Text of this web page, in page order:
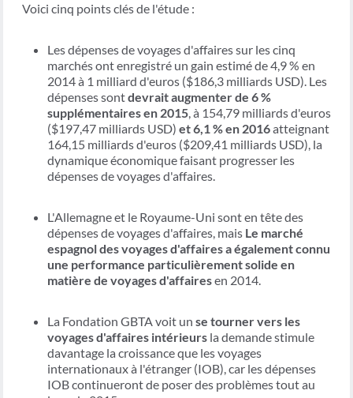
Voici cinq points clés de l'étude :
Les dépenses de voyages d'affaires sur les cinq
marchés ont enregistré un gain estimé de 4,9 % en
2014 à 1 milliard d'euros ($186,3 milliards USD). Les
dépenses sontdevrait augmenter de 6 %
supplémentaires en 2015, à 154,79 milliards d'euros
($197,47 milliards USD) et 6,1 % en 2016atteignant
164,15 milliards d'euros ($209,41 milliards USD), la
dynamique économique faisant progresser les
dépenses de voyages d'affaires.
L'Allemagne et le Royaume-Uni sont en tête des
dépenses de voyages d'affaires, mais Le marché
espagnol des voyages d'affaires a également connu
une performance particulièrement solide en
matière de voyages d'affairesen 2014.
La Fondation GBTA voit un se tourner vers les
voyages d'affaires intérieurs la demande stimule
davantage la croissance que les voyages
internationaux à l'étranger (IOB), car les dépenses
IOB continueront de poser des problèmes tout au